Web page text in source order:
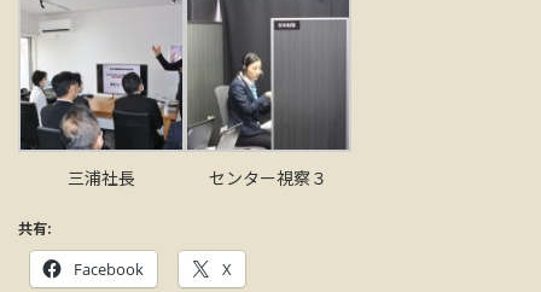
三浦社長 センター視察３
共有:
Facebook X